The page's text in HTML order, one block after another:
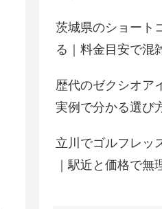
茨城県のショート
る｜料金目安で混
歴代のゼクシオア
実例で分かる選び
立川でゴルフレッ
｜駅近と価格で